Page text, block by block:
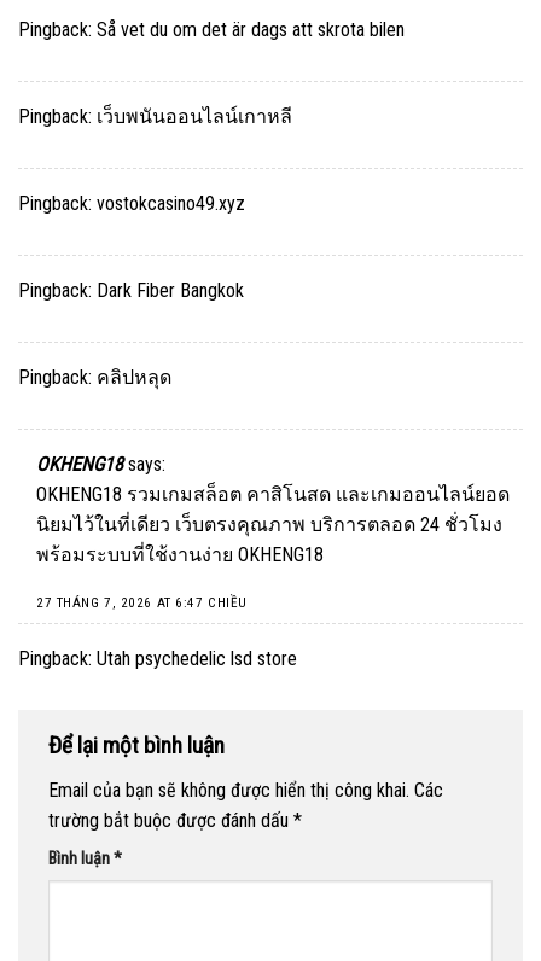
Pingback: Så vet du om det är dags att skrota bilen
Pingback: เว็บพนันออนไลน์เกาหลี
Pingback: vostokcasino49.xyz
Pingback: Dark Fiber Bangkok
Pingback: คลิปหลุด
OKHENG18 says:
OKHENG18 รวมเกมสล็อต คาสิโนสด และเกมออนไลน์ยอด
นิยมไว้ในที่เดียว เว็บตรงคุณภาพ บริการตลอด 24 ชั่วโมง
พร้อมระบบที่ใช้งานง่าย OKHENG18
27 THÁNG 7, 2026 AT 6:47 CHIỀU
Pingback: Utah psychedelic lsd store
Để lại một bình luận
Email của bạn sẽ không được hiển thị công khai. Các
trường bắt buộc được đánh dấu *
Bình luận*